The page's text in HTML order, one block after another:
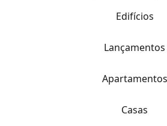
Edifícios
Lançamentos
Apartamentos
Casas